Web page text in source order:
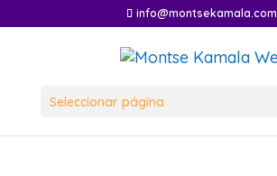
info@montsekamala.com
Seleccionar página